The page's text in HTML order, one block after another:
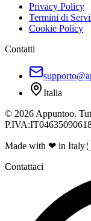
Privacy Policy
Termini di
Cookie Policy
Contatti
Italia
© 2026 Appuntoo.
Made with ❤ in
Contattaci